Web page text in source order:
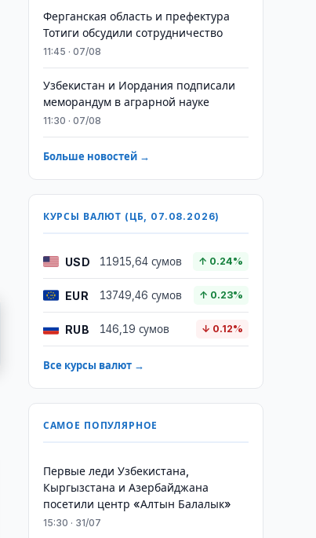
Ферганская область и префектура
Тотиги обсудили сотрудничество
11:45 · 07/08
Узбекистан и Иордания подписали
меморандум в аграрной науке
11:30 · 07/08
Больше новостей →
КУРСЫ ВАЛЮТ (ЦБ, 07.08.2026)
USD 11915,64 сумов ↑ 0.24%
EUR 13749,46 сумов ↑ 0.23%
RUB 146,19 сумов ↓ 0.12%
Все курсы валют →
САМОЕ ПОПУЛЯРНОЕ
Первые леди Узбекистана,
Кыргызстана и Азербайджана
посетили центр «Алтын Балалык»
15:30 · 31/07